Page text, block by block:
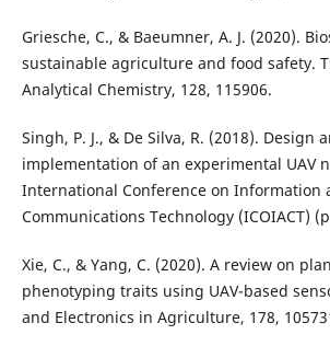
Griesche, C., & Baeumner, A. J. (2020).
sustainable agriculture and food safety.
Analytical Chemistry, 128, 115906.
Singh, P. J., & De Silva, R. (2018). Design
implementation of an experimental UAV
International Conference on Information
Communications Technology (ICOIACT)
Xie, C., & Yang, C. (2020). A review on
phenotyping traits using UAV-based
and Electronics in Agriculture, 178,